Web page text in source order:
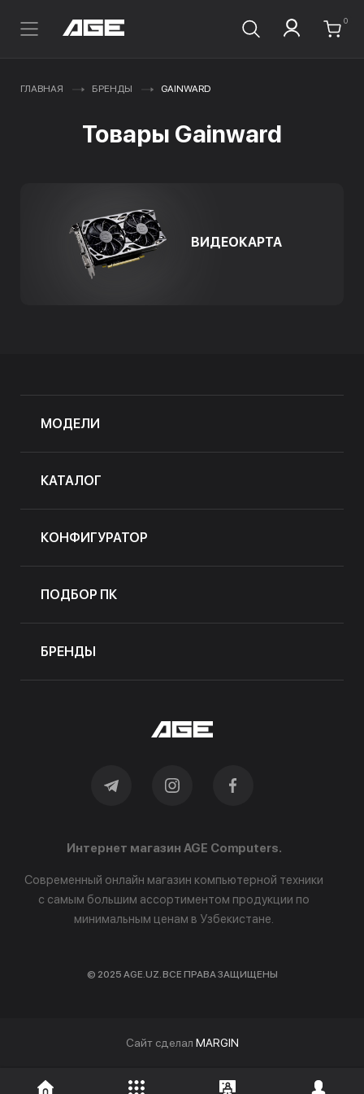
0
ГЛАВНАЯ БРЕНДЫ GAINWARD
Товары Gainward
ВИДЕОКАРТА
МОДЕЛИ
КАТАЛОГ
КОНФИГУРАТОР
ПОДБОР ПК
БРЕНДЫ
Интернет магазин AGE Computers.
Современный онлайн магазин компьютерной техники
с самым большим ассортиментом продукции по
минимальным ценам в Узбекистане.
© 2025 AGE.UZ. ВСЕ ПРАВА ЗАЩИЩЕНЫ
Cайт сделал MARGIN